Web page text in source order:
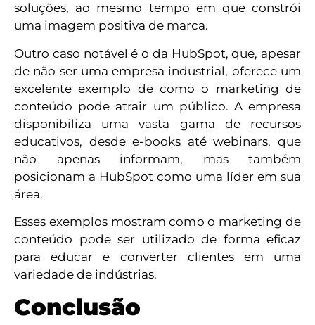
soluções, ao mesmo tempo em que constrói
uma imagem positiva de marca.
Outro caso notável é o da HubSpot, que, apesar
de não ser uma empresa industrial, oferece um
excelente exemplo de como o marketing de
conteúdo pode atrair um público. A empresa
disponibiliza uma vasta gama de recursos
educativos, desde e-books até webinars, que
não apenas informam, mas também
posicionam a HubSpot como uma líder em sua
área.
Esses exemplos mostram como o marketing de
conteúdo pode ser utilizado de forma eficaz
para educar e converter clientes em uma
variedade de indústrias.
Conclusão